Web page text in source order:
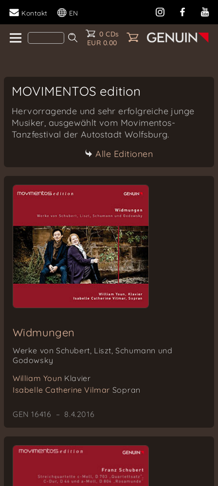
Kontakt EN
0 CDs
EUR 0.00
MOVIMENTOS edition
Hervorragende und sehr erfolgreiche junge
Musiker, ausgewählt vom Movimentos-
Tanzfestival der Autostadt Wolfsburg.
Alle Editionen
Widmungen
Werke von Schubert, Liszt, Schumann und
Godowsky
William Youn Klavier
Isabelle Catherine Vilmar Sopran
GEN 16416 – 8.4.2016